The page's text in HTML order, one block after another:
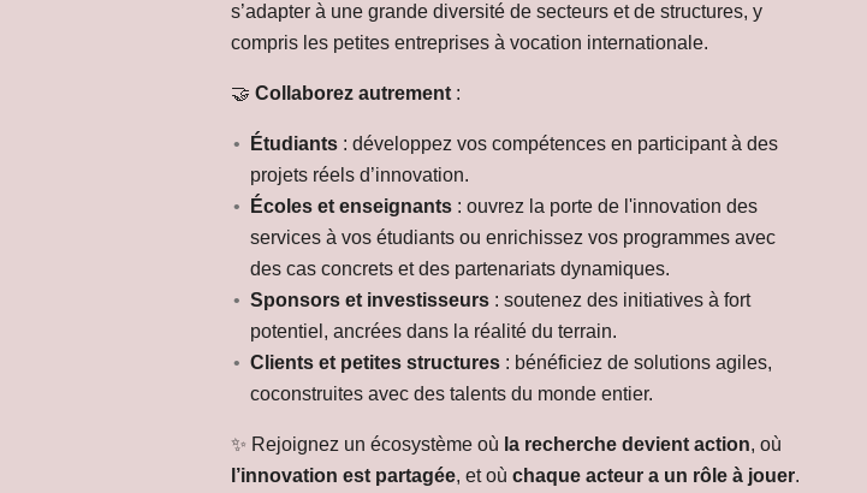
s’adapter à une grande diversité de secteurs et de structures, y
compris les petites entreprises à vocation internationale.
🤝 Collaborez autrement :
Étudiants: développez vos compétences en participant à des
projets réels d’innovation.
Écoles et enseignants: ouvrez la porte de l'innovation des
services à vos étudiants ou enrichissez vos programmes avec
des cas concrets et des partenariats dynamiques.
Sponsors et investisseurs: soutenez des initiatives à fort
potentiel, ancrées dans la réalité du terrain.
Clients et petites structures: bénéficiez de solutions agiles,
coconstruites avec des talents du monde entier.
✨ Rejoignez un écosystème où la recherche devient action, où
l’innovation est partagée, et où chaque acteur a un rôle à jouer.